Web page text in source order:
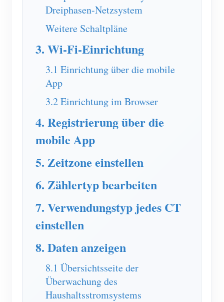
PV-Heizungssteuerungssystem
Energieüberwachung für Fabriken
Produkt-Schnellstart
FAQ
Nachrichten
Blog
Community
Mitwirkendenprogramm
Mitwirkenden-Center
IAMMETER Aktivitäten
Forum
App Store
Website erkunden
PV-Ranking
Lösungen
Kontakt
Über uns
Dreiphasen-Netzsystem
Weitere Schaltpläne
3. Wi-Fi-Einrichtung
3.1 Einrichtung über die mobile
App
3.2 Einrichtung im Browser
4. Registrierung über die
mobile App
5. Zeitzone einstellen
6. Zählertyp bearbeiten
7. Verwendungstyp jedes CT
einstellen
8. Daten anzeigen
8.1 Übersichtsseite der
Überwachung des
Haushaltsstromsystems